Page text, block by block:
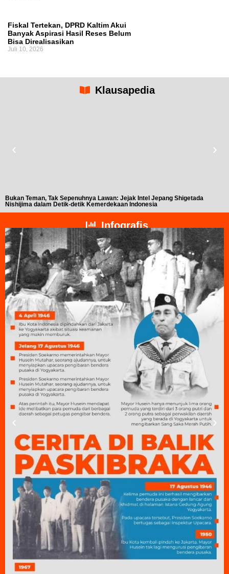
Fiskal Tertekan, DPRD Kaltim Akui
Banyak Aspirasi Hasil Reses Belum
Bisa Direalisasikan
Juli 10, 2026
Klausapedia
Bukan Teman, Tak Sepenuhnya Lawan: Jejak Intel Jepang Shigetada
Nishijima dalam Detik-detik Kemerdekaan Indonesia
Infografis